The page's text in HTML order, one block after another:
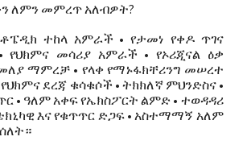
ለምን መምረጥ አለብዎት?
ተከላ አምራች • የታመነ የቀዶ ጥገና
መሳሪያ አምራች • የኦሪጂናል ዕቃ
ማምረቻ • የላቀ የማኑፋክቸሪንግ መሠረተ
ደረጃ ቁሳቁሶች • ትክክለኛ ምህንድስና •
• ዓለም አቀፍ የኤክስፖርት ልምድ • ተወዳዳሪ
እና የቁጥጥር ድጋፍ • አስተማማኝ አለም